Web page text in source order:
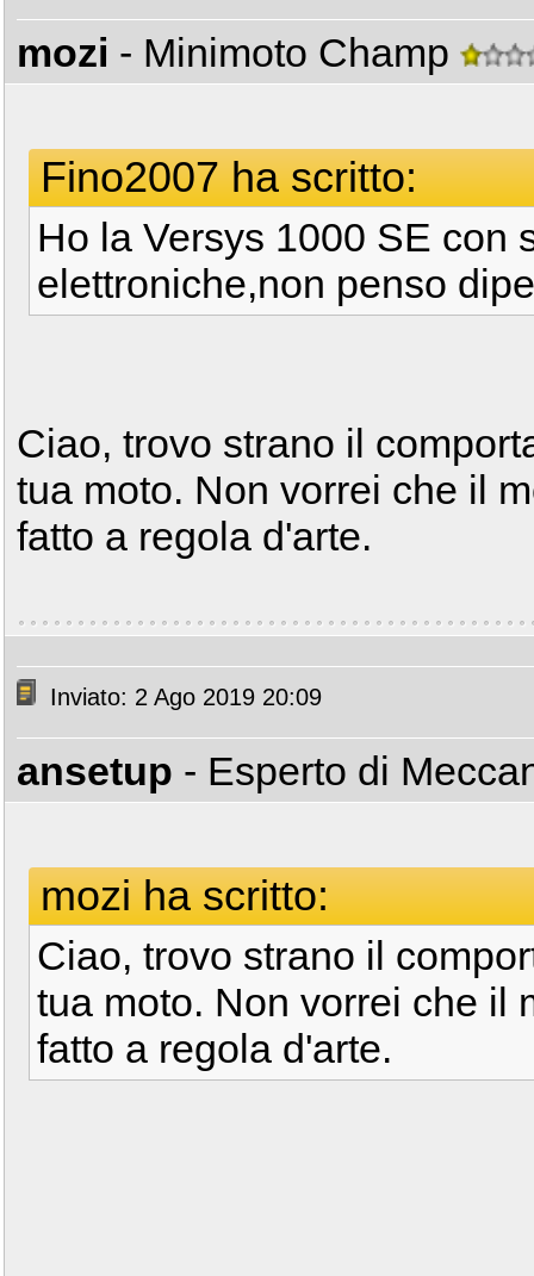
mozi - Minimoto Champ
Fino2007 ha scritto:
Ho la Versys 1000 SE con
elettroniche,non penso
Ciao, trovo strano il
tua moto. Non vorrei che il
fatto a regola d'arte.
Inviato: 2 Ago 2019 20:09
ansetup - Esperto di
mozi ha scritto:
Ciao, trovo strano il
tua moto. Non vorrei che il
fatto a regola d'arte.